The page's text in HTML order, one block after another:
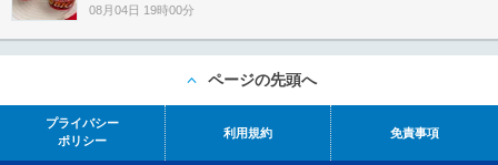
08月04日 19時00分
ページの先頭へ
プライバシー
ポリシー
利用規約 免責事項